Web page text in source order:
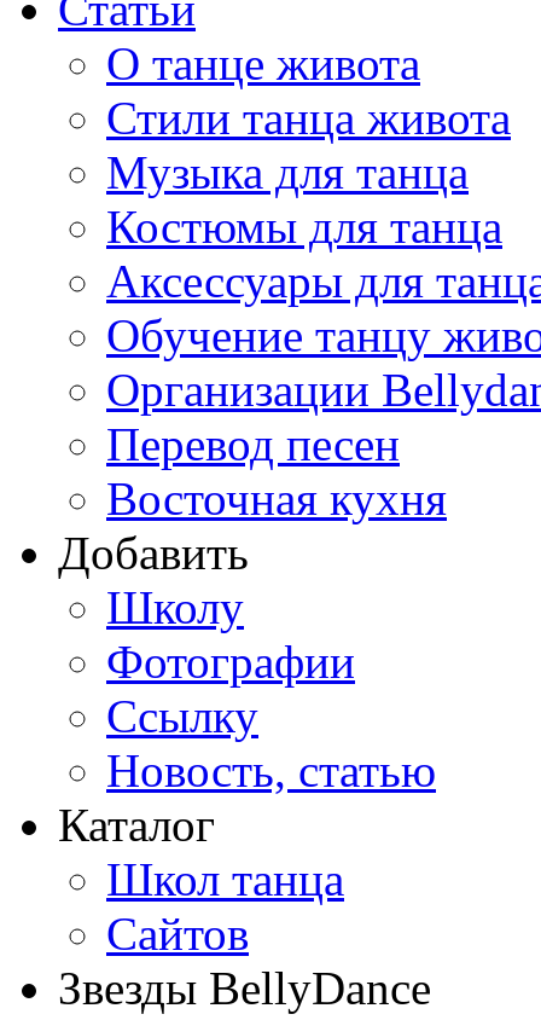
О танце живота
Стили танца живота
Музыка для танца
Костюмы для танца
Аксессуары для
Обучение танцу
Организации
Перевод песен
Восточная кухня
Добавить
Школу
Фотографии
Ссылку
Новость, статью
Каталог
Школ танца
Сайтов
Звезды BellyDance